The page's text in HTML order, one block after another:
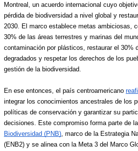
Montreal, un acuerdo internacional cuyo
pérdida de biodiversidad a nivel global y
2030. El marco establece metas ambiciosas,
30% de las áreas terrestres y marinas del
contaminación por plásticos, restaurar el 30%
degradados y respetar los derechos de los
gestión de la biodiversidad.
En ese entonces, el país centroamericano
integrar los conocimientos ancestrales de los
políticas de conservación y garantizar su
decisiones. Este compromiso forma parte de la
Biodiversidad (PNB) , marco de la Estrategia
(ENB2) y se alinea con la Meta 3 del Marco